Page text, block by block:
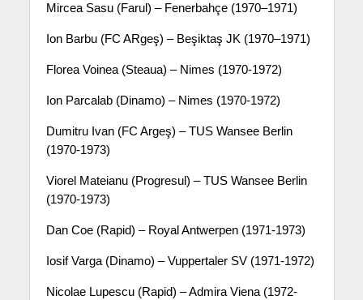
Mircea Sasu (Farul) – Fenerbahçe (1970–1971)
Ion Barbu (FC ARgeş) – Beşiktaş JK (1970–1971)
Florea Voinea (Steaua) – Nimes (1970-1972)
Ion Parcalab (Dinamo) – Nimes (1970-1972)
Dumitru Ivan (FC Argeş) – TUS Wansee Berlin
(1970-1973)
Viorel Mateianu (Progresul) – TUS Wansee Berlin
(1970-1973)
Dan Coe (Rapid) – Royal Antwerpen (1971-1973)
Iosif Varga (Dinamo) – Vuppertaler SV (1971-1972)
Nicolae Lupescu (Rapid) – Admira Viena (1972-